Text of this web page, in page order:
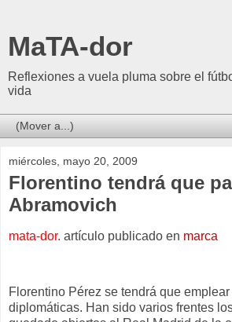
MaTA-dor
Reflexiones a vuela pluma sobre el
vida
miércoles, mayo 20, 2009
Florentino tendrá que
Abramovich
mata-dor. artículo publicado en marca
Florentino Pérez se tendrá que
diplomáticas. Han sido varios frentes